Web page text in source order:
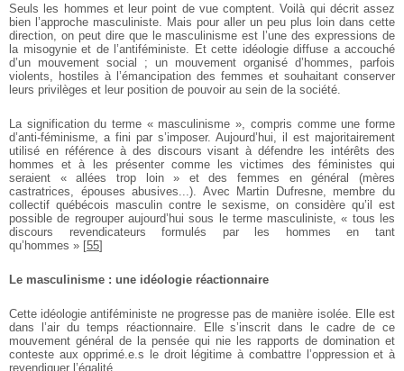
Seuls les hommes et leur point de vue comptent. Voilà qui décrit assez
bien l’approche masculiniste. Mais pour aller un peu plus loin dans cette
direction, on peut dire que le masculinisme est l’une des expressions de
la misogynie et de l’antiféministe. Et cette idéologie diffuse a accouché
d’un mouvement social ; un mouvement organisé d’hommes, parfois
violents, hostiles à l’émancipation des femmes et souhaitant conserver
leurs privilèges et leur position de pouvoir au sein de la société.
La signification du terme « masculinisme », compris comme une forme
d’anti-féminisme, a fini par s’imposer. Aujourd’hui, il est majoritairement
utilisé en référence à des discours visant à défendre les intérêts des
hommes et à les présenter comme les victimes des féministes qui
seraient « allées trop loin » et des femmes en général (mères
castratrices, épouses abusives...). Avec Martin Dufresne, membre du
collectif québécois masculin contre le sexisme, on considère qu’il est
possible de regrouper aujourd’hui sous le terme masculiniste, « tous les
discours revendicateurs formulés par les hommes en tant
qu’hommes » [55]
Le masculinisme : une idéologie réactionnaire
Cette idéologie antiféministe ne progresse pas de manière isolée. Elle est
dans l’air du temps réactionnaire. Elle s’inscrit dans le cadre de ce
mouvement général de la pensée qui nie les rapports de domination et
conteste aux opprimé.e.s le droit légitime à combattre l’oppression et à
revendiquer l’égalité.